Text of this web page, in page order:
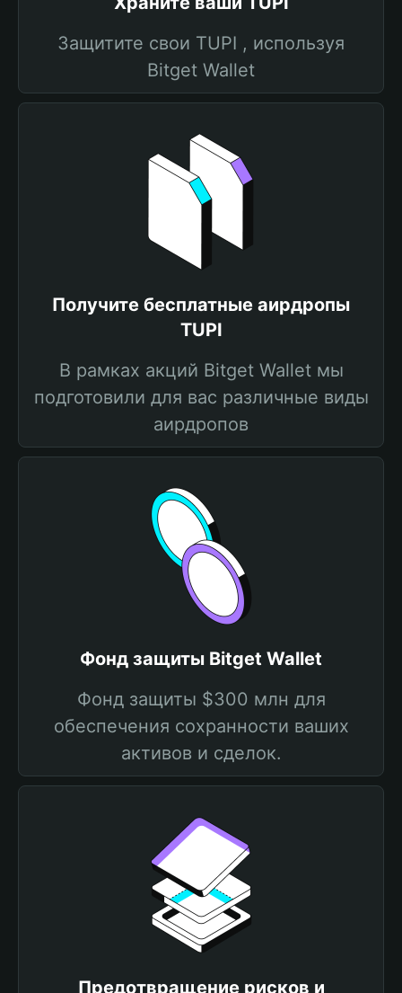
Защитите свои TUPI , используя
Bitget Wallet
Получите бесплатные аирдропы
TUPI
В рамках акций Bitget Wallet мы
подготовили для вас различные виды
аирдропов
Фонд защиты Bitget Wallet
Фонд защиты $300 млн для
обеспечения сохранности ваших
активов и сделок.
Предотвращение рисков и